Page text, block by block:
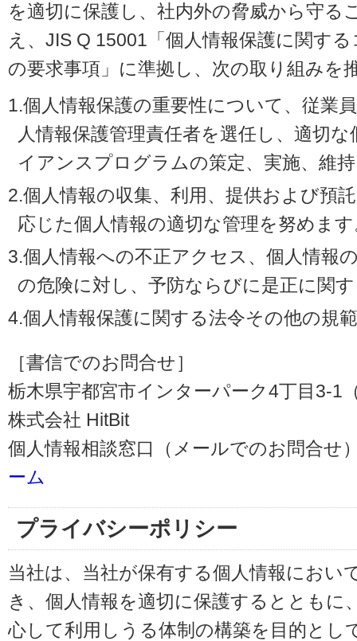
を適切に保護し、社内外の脅威から守る
え、JIS Q 15001「個人情報保護に関す
の要求事項」に準拠し、次の取り組みを
1.個人情報保護の重要性について、従業
人情報保護管理責任者を選任し、適切
イアンスプログラムの策定、実施、維
2.個人情報の収集、利用、提供および預
応じた個人情報の適切な管理を努めま
3.個人情報への不正アクセス、個人情報
の危険に対し、予防ならびに是正に関
4.個人情報保護に関する法令その他の規
［書信でのお問合せ］
栃木県宇都宮市インターパーク4丁目3-1
株式会社 HitBit
個人情報相談窓口（メールでのお問合せ
ーム
プライバシーポリシー
当社は、当社が保有する個人情報におい
き、個人情報を適切に保護するとともに
心して利用しうる体制の構築を目的とし